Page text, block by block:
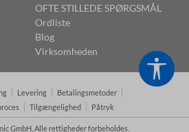
OFTE STILLEDE SPØRGSMÅL
Ordliste
Blog
Virksomheden
Levering
Betalingsmetoder
Tilgængelighed Påtryk
GmbH. Alle rettigheder forbeholdes.
Vis